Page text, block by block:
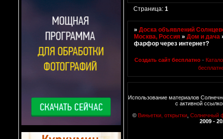
Страница:1
»Доска объявлений
Москва, Россия »Дом и дача
фарфор через интернет?
Создать сайт бесплатно ·
Использование материалов
с активной
© Виньетки, открытки Солнечный
2009 -